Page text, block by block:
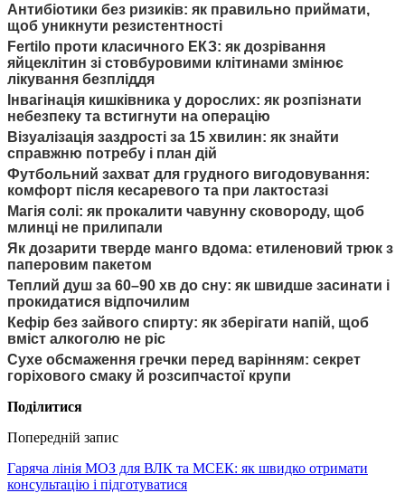
Антибіотики без ризиків: як правильно приймати,
щоб уникнути резистентності
Fertilo проти класичного ЕКЗ: як дозрівання
яйцеклітин зі стовбуровими клітинами змінює
лікування безпліддя
Інвагінація кишківника у дорослих: як розпізнати
небезпеку та встигнути на операцію
Візуалізація заздрості за 15 хвилин: як знайти
справжню потребу і план дій
Футбольний захват для грудного вигодовування:
комфорт після кесаревого та при лактостазі
Магія солі: як прокалити чавунну сковороду, щоб
млинці не прилипали
Як дозарити тверде манго вдома: етиленовий трюк з
паперовим пакетом
Теплий душ за 60–90 хв до сну: як швидше засинати і
прокидатися відпочилим
Кефір без зайвого спирту: як зберігати напій, щоб
вміст алкоголю не ріс
Сухе обсмаження гречки перед варінням: секрет
горіхового смаку й розсипчастої крупи
Поділитися
Попередній запис
Гаряча лінія МОЗ для ВЛК та МСЕК: як швидко отримати
консультацію і підготуватися